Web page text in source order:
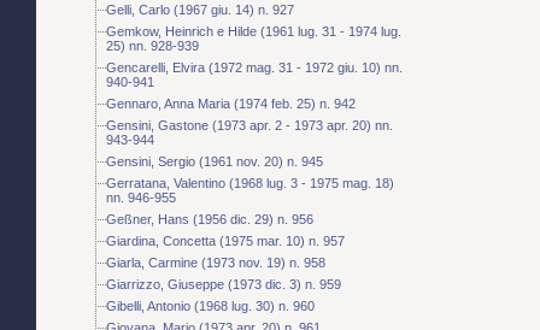
Gelli, Carlo (1967 giu. 14) n. 927
Gemkow, Heinrich e Hilde (1961 lug. 31 - 1974 lug.
25) nn. 928-939
Gencarelli, Elvira (1972 mag. 31 - 1972 giu. 10) nn.
940-941
Gennaro, Anna Maria (1974 feb. 25) n. 942
Gensini, Gastone (1973 apr. 2 - 1973 apr. 20) nn.
943-944
Gensini, Sergio (1961 nov. 20) n. 945
Gerratana, Valentino (1968 lug. 3 - 1975 mag. 18)
nn. 946-955
Geßner, Hans (1956 dic. 29) n. 956
Giardina, Concetta (1975 mar. 10) n. 957
Giarla, Carmine (1973 nov. 19) n. 958
Giarrizzo, Giuseppe (1973 dic. 3) n. 959
Gibelli, Antonio (1968 lug. 30) n. 960
Giovana, Mario (1973 apr. 20) n. 961